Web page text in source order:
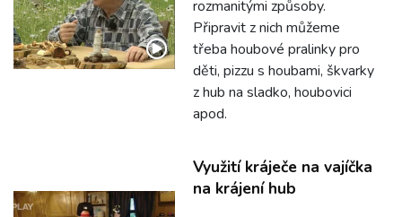
rozmanitými způsoby.
Připravit z nich můžeme
třeba houbové pralinky pro
děti, pizzu s houbami, škvarky
z hub na sladko, houbovici
apod.
Využití kráječe na vajíčka
na krájení hub